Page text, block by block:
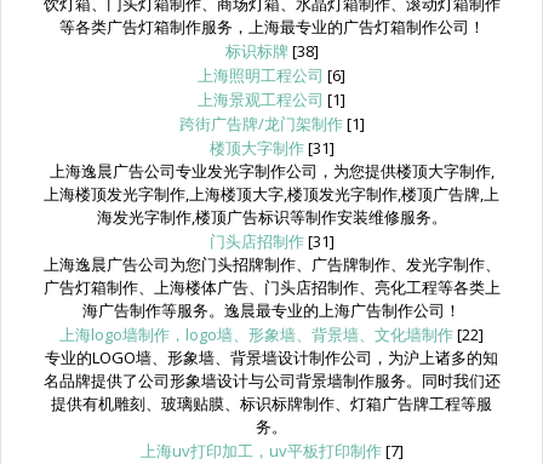
等各类广告灯箱制作服务，上海最专业的广告灯箱制作公司！
标识标牌 [38]
上海照明工程公司 [6]
上海景观工程公司 [1]
跨街广告牌/龙门架制作[1]
楼顶大字制作[31]
上海逸晨广告公司专业发光字制作公司，为您提供楼顶大字制作,
上海楼顶发光字制作,上海楼顶大字,楼顶发光字制作,楼顶广告牌,上
海发光字制作,楼顶广告标识等制作安装维修服务。
门头店招制作[31]
上海逸晨广告公司为您门头招牌制作、广告牌制作、发光字制作、
广告灯箱制作、上海楼体广告、门头店招制作、亮化工程等各类上
海广告制作等服务。逸晨最专业的上海广告制作公司！
上海logo墙制作，logo墙、形象墙、背景墙、文化墙制作[22]
专业的LOGO墙、形象墙、背景墙设计制作公司，为沪上诸多的知
名品牌提供了公司形象墙设计与公司背景墙制作服务。同时我们还
提供有机雕刻、玻璃贴膜、标识标牌制作、灯箱广告牌工程等服
务。
上海uv打印加工，uv平板打印制作[7]